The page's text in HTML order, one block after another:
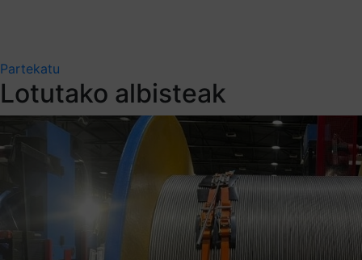
Partekatu
Lotutako albisteak